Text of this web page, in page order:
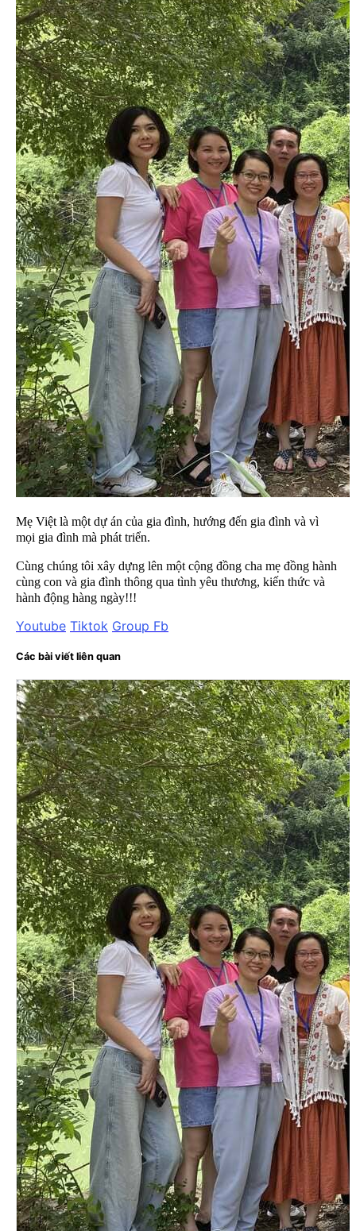
Mẹ Việt là một dự án của gia đình, hướng đến gia đình và vì
mọi gia đình mà phát triển.
Cùng chúng tôi xây dựng lên một cộng đồng cha mẹ đồng hành
cùng con và gia đình thông qua tình yêu thương, kiến thức và
hành động hàng ngày!!!
Youtube Tiktok Group Fb
Các bài viết liên quan